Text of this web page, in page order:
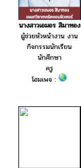
นางสาวเอมอร สิมาทอง
ผู้ช่วยหัวหน้างาน งาน
กิจกรรมนักเรียน
นักศึกษา
ครู
โฮมเพจ :